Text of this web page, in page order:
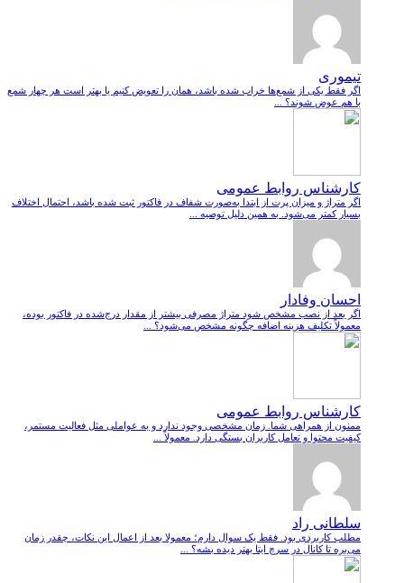
تیموری
اگر فقط یکی از شمع‌ها خراب شده باشد، همان را تعویض کنیم یا بهتر است هر چهار شمع
با هم عوض شوند؟ ...
کارشناس روابط عمومی
اگر متراژ و میزان پرت از ابتدا به‌صورت شفاف در فاکتور ثبت شده باشد، احتمال اختلاف
بسیار کمتر می‌شود. به همین دلیل توصیه ...
احسان وفادار
اگر بعد از نصب مشخص شود متراژ مصرفی بیشتر از مقدار درج‌شده در فاکتور بوده،
معمولاً تکلیف هزینه اضافه چگونه مشخص می‌شود؟ ...
کارشناس روابط عمومی
ممنون از همراهی شما. زمان مشخصی وجود ندارد و به عواملی مثل فعالیت مستمر،
کیفیت محتوا و تعامل کاربران بستگی دارد. معمولاً ...
سلطانی راد
مطلب کاربردی بود. فقط یک سوال دارم؛ معمولا بعد از اعمال این نکات، چقدر زمان
می‌بره تا کانال در سرچ ایتا بهتر دیده بشه؟ ...